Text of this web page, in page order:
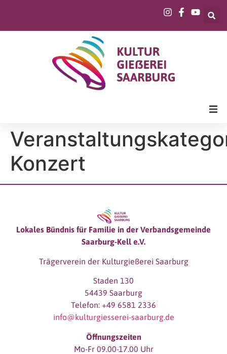
Konzert
Lokales Bündnis für Familie in der Verbandsgemeinde
Saarburg-Kell e.V.
Trägerverein der Kulturgießerei Saarburg
Staden 130
54439 Saarburg
Telefon: +49 6581 2336
info@kulturgiesserei-saarburg.de
Öffnungszeiten
Mo-Fr 09.00-17.00 Uhr